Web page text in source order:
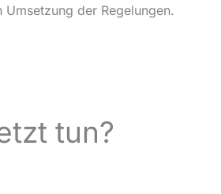
der Regelungen.
tun?